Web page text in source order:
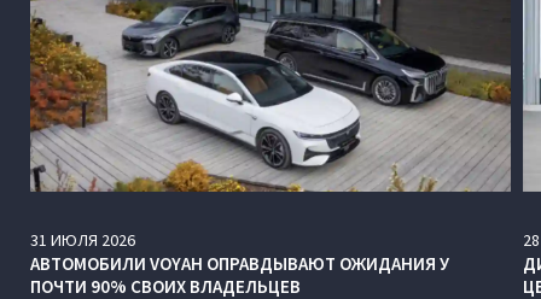
31 ИЮЛЯ 2026
АВТОМОБИЛИ VOYAH ОПРАВДЫВАЮТ ОЖИДАНИЯ У
ПОЧТИ 90% СВОИХ ВЛАДЕЛЬЦЕВ
28